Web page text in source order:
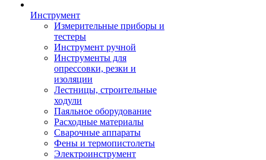
Инструмент
Измерительные приборы и
тестеры
Инструмент ручной
Инструменты для
опрессовки, резки и
изоляции
Лестницы, строительные
ходули
Паяльное оборудование
Расходные материалы
Сварочные аппараты
Фены и термопистолеты
Электроинструмент